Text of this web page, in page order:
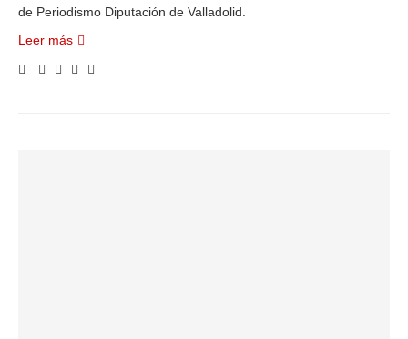
de Periodismo Diputación de Valladolid.
Leer más